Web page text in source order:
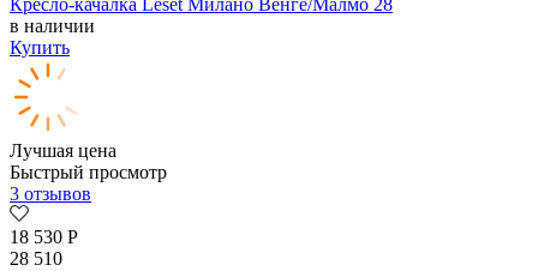
Кресло-качалка Leset Милано Венге/Малмо 28
в наличии
Купить
Лучшая цена
Быстрый просмотр
3 отзывов
18 530 Р
28 510